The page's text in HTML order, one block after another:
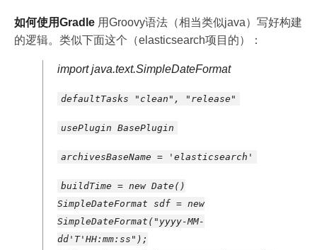
如何使用Gradle 用Groovy语法（相当类似java）写好构建
的逻辑。类似下面这个（elasticsearch项目的）：
import java.text.SimpleDateFormat
defaultTasks "clean", "release"
usePlugin BasePlugin
archivesBaseName = 'elasticsearch'
buildTime = new Date()
SimpleDateFormat sdf = new
SimpleDateFormat("yyyy-MM-
dd'T'HH:mm:ss");